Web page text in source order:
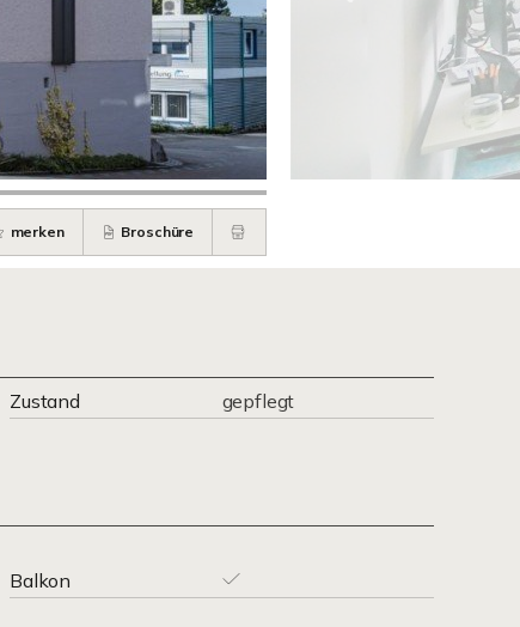
merken Broschüre
Zustand
gepflegt
Balkon